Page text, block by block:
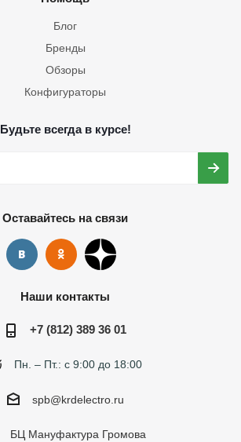
Блог
Бренды
Обзоры
Конфигураторы
Будьте всегда в курсе!
Оставайтесь на связи
Наши контакты
+7 (812) 389 36 01
Пн. – Пт.: с 9:00 до 18:00
spb@krdelectro.ru
БЦ Мануфактура Громова